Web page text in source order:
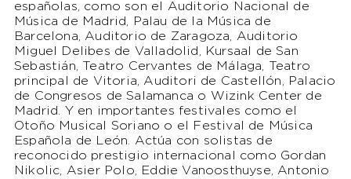
españolas, como son el Auditorio Nacional de
Música de Madrid, Palau de la Música de
Barcelona, Auditorio de Zaragoza, Auditorio
Miguel Delibes de Valladolid, Kursaal de San
Sebastián, Teatro Cervantes de Málaga, Teatro
principal de Vitoria, Auditori de Castellón, Palacio
de Congresos de Salamanca o Wizink Center de
Madrid. Y en importantes festivales como el
Otoño Musical Soriano o el Festival de Música
Española de León. Actúa con solistas de
reconocido prestigio internacional como Gordan
Nikolic, Asier Polo, Eddie Vanoosthuyse, Antonio